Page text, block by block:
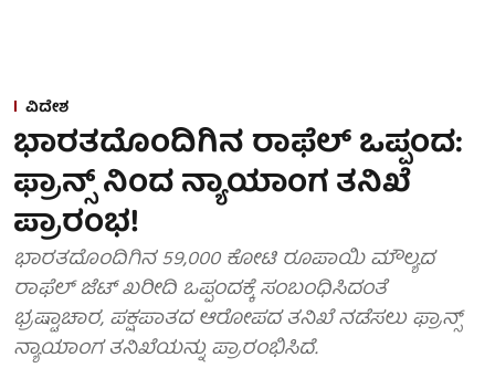
ವಿದೇಶ
ಭಾರತದೊಂದಿಗಿನ ರಾಫೆಲ್ ಒಪ್ಪಂದ:
ಫ್ರಾನ್ಸ್ ನಿಂದ ನ್ಯಾಯಾಂಗ ತನಿಖೆ
ಪ್ರಾರಂಭ!
ಭಾರತದೊಂದಿಗಿನ 59,000 ಕೋಟಿ ರೂಪಾಯಿ ಮೌಲ್ಯದ
ರಾಫೆಲ್ ಜೆಟ್ ಖರೀದಿ ಒಪ್ಪಂದಕ್ಕೆ ಸಂಬಂಧಿಸಿದಂತೆ
ಭ್ರಷ್ಟಾಚಾರ, ಪಕ್ಷಪಾತದ ಆರೋಪದ ತನಿಖೆ ನಡೆಸಲು ಫ್ರಾನ್ಸ್
ನ್ಯಾಯಾಂಗ ತನಿಖೆಯನ್ನು ಪ್ರಾರಂಭಿಸಿದೆ.